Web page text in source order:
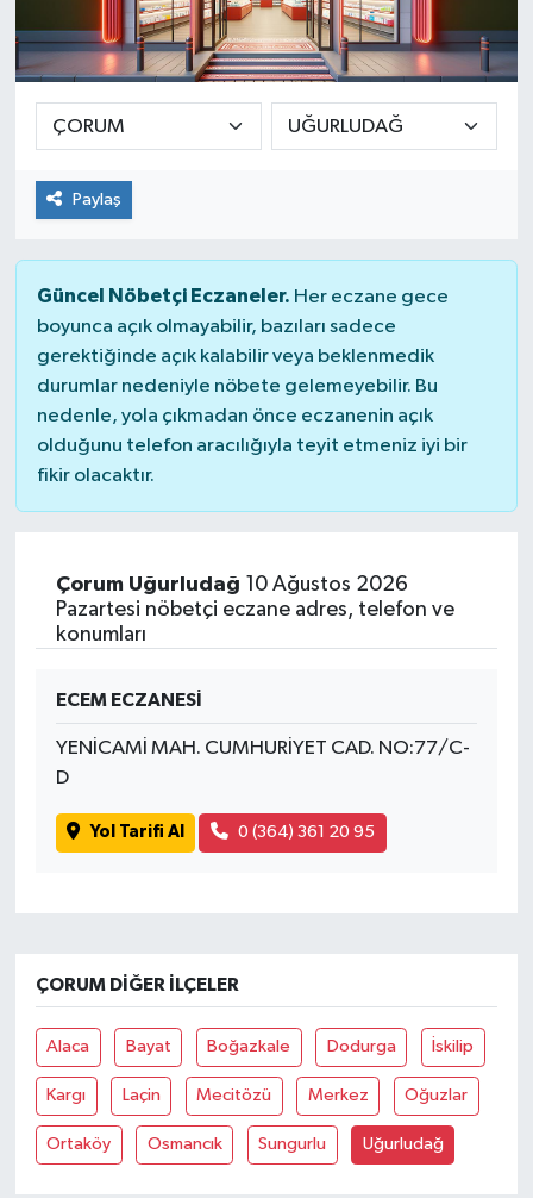
Paylaş
Güncel Nöbetçi Eczaneler. Her eczane gece
boyunca açık olmayabilir, bazıları sadece
gerektiğinde açık kalabilir veya beklenmedik
durumlar nedeniyle nöbete gelemeyebilir. Bu
nedenle, yola çıkmadan önce eczanenin açık
olduğunu telefon aracılığıyla teyit etmeniz iyi bir
fikir olacaktır.
Çorum Uğurludağ 10 Ağustos 2026
Pazartesi nöbetçi eczane adres, telefon ve
konumları
ECEM ECZANESİ
YENİCAMİ MAH. CUMHURİYET CAD. NO:77/C-
D
Yol Tarifi Al 0 (364) 361 20 95
ÇORUM DIĞER İLÇELER
Alaca Bayat Boğazkale Dodurga İskilip
Kargı Laçin Mecitözü Merkez Oğuzlar
Ortaköy Osmancık Sungurlu Uğurludağ
Yaşam